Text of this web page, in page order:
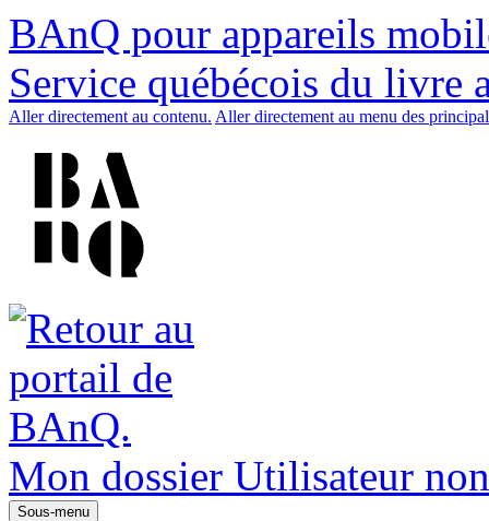
BAnQ pour appareils
Service québécois du livre
Aller directement au contenu. Aller directement au menu des
Mon dossier Utilisateur
Sous-menu